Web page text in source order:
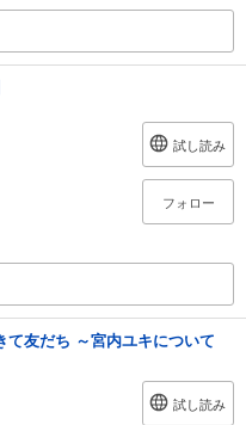
試し読み
フォロー
て友だち ～宮内ユキについて
試し読み